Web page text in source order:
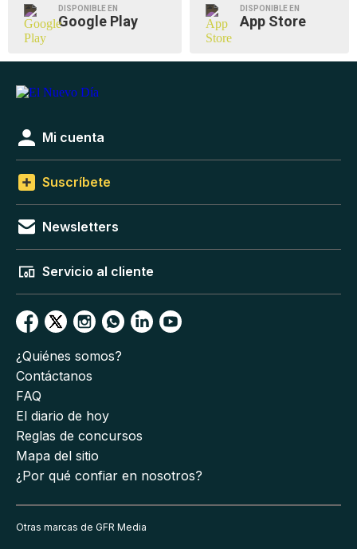
DISPONIBLE EN
Google Play
DISPONIBLE EN
App Store
Mi cuenta
Suscríbete
Newsletters
Servicio al cliente
¿Quiénes somos?
Contáctanos
FAQ
El diario de hoy
Reglas de concursos
Mapa del sitio
¿Por qué confiar en nosotros?
Otras marcas de GFR Media